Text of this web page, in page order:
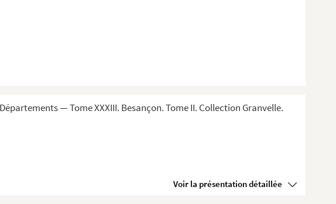
— Tome XXXIII. Besançon. Tome II. Collection Granvelle.
Voir la présentation détaillée